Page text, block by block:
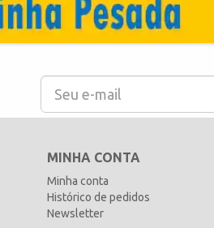
MINHA CONTA
Minha conta
Histórico de pedidos
Newsletter